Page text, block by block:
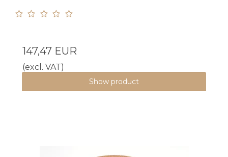
147,47 EUR
(excl. VAT)
Show product